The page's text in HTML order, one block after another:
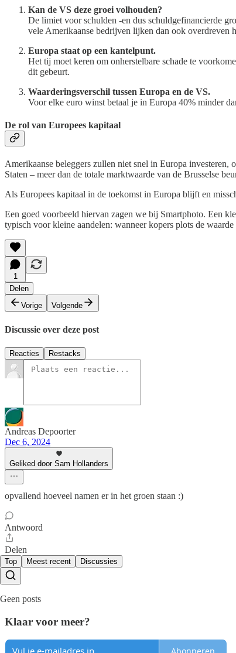
Kan de VS deze groei volhouden?
De limiet voor schulden -en dus schuldgefinancierde
vele Amerikaanse bedrijven lijken dan ook
Europa staat op een kantelpunt.
Het tij moet keren om onherstelbare schade te
dit gebeurt.
Waarderingsverschil tussen Europa en de VS.
Voor elke euro winst betaal je in Europa 40% minder
De rol van Europees kapitaal
Amerikaanse beleggers zullen niet snel in Europa
Staten – meer dan de totale marktwaarde van de Brusselse
Als Europees kapitaal in de toekomst in Europa blijft en
Een goed voorbeeld hiervan zagen we bij Smartphoto. Een
typisch voor kleine aandelen: wanneer kopers plots de waarde
1
Delen
Vorige
Volgende
Discussie over deze post
Reacties Restacks
Andreas Depoorter
Dec 6, 2024
Geliked door Sam Hollanders
opvallend hoeveel namen er in het groen staan :)
Antwoord
Delen
Top Meest recent Discussies
Geen posts
Klaar voor meer?